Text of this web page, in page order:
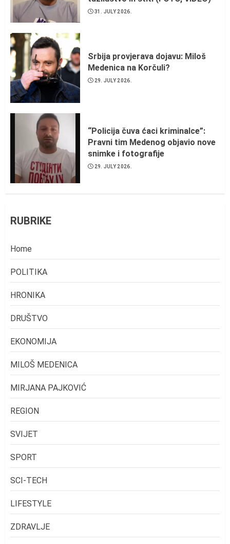
31. JULY 2026.
Srbija provjerava dojavu: Miloš
Medenica na Korčuli?
29. JULY 2026.
“Policija čuva ćaci kriminalce”:
Pravni tim Medenog objavio nove
snimke i fotografije
29. JULY 2026.
RUBRIKE
Home
POLITIKA
HRONIKA
DRUŠTVO
EKONOMIJA
MILOŠ MEDENICA
MIRJANA PAJKOVIĆ
REGION
SVIJET
SPORT
SCI-TECH
LIFESTYLE
ZDRAVLJE